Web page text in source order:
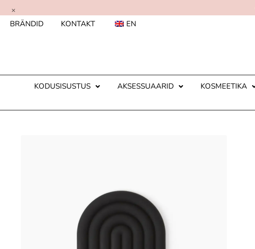
×
BRÄNDID KONTAKT EN
KODUSISUSTUS AKSESSUAARID KOSMEETIKA